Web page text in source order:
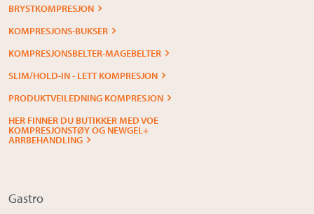
BRYSTKOMPRESJON
KOMPRESJONS-BUKSER
KOMPRESJONSBELTER-MAGEBELTER
SLIM/HOLD-IN - LETT KOMPRESJON
PRODUKTVEILEDNING KOMPRESJON
HER FINNER DU BUTIKKER MED VOE
KOMPRESJONSTØY OG NEWGEL+
ARRBEHANDLING
Gastro